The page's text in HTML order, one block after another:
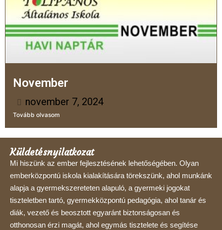
November
november 7, 2024
Tovább olvasom
Küldetésnyilatkozat
Mi hiszünk az ember fejlesztésének lehetőségében. Olyan
emberközpontú iskola kialakítására törekszünk, ahol munkánk
alapja a gyermekszereteten alapuló, a gyermeki jogokat
tiszteletben tartó, gyermekközpontú pedagógia, ahol tanár és
diák, vezető és beosztott egyaránt biztonságosan és
otthonosan érzi magát, ahol egymás tisztelete és segítése